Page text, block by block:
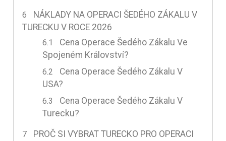
NÁKLADY NA OPERACI ŠEDÉHO ZÁKALU V
TURECKU V ROCE 2026
Cena Operace Šedého Zákalu Ve
Spojeném Království?
Cena Operace Šedého Zákalu V
USA?
Cena Operace Šedého Zákalu V
Turecku?
PROČ SI VYBRAT TURECKO PRO OPERACI